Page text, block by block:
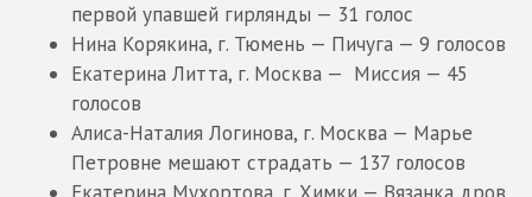
первой упавшей гирлянды — 31 голос
Нина Корякина, г. Тюмень — Пичуга — 9 голосов
Екатерина Литта, г. Москва — Миссия — 45
голосов
Алиса-Наталия Логинова, г. Москва — Марье
Петровне мешают страдать — 137 голосов